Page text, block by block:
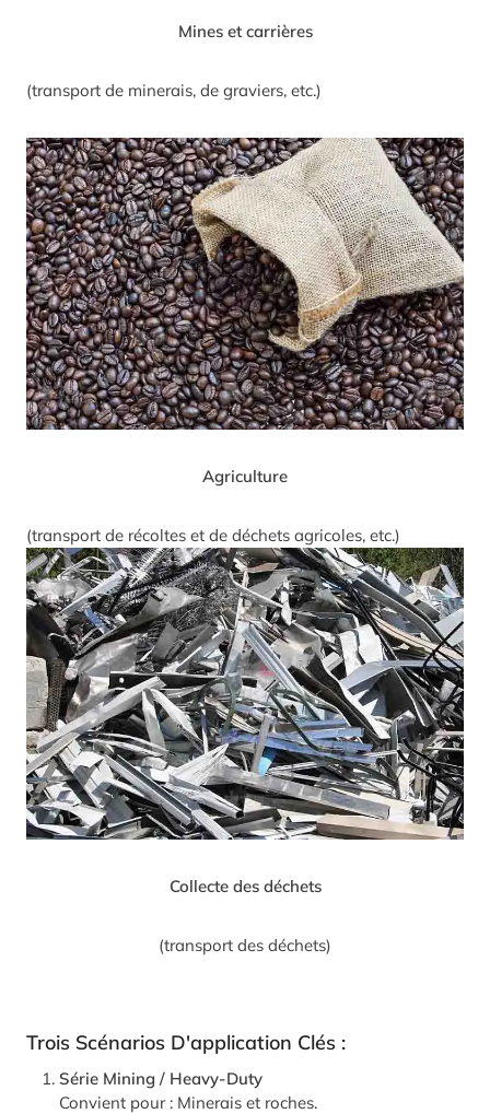
Mines et carrières
(transport de minerais, de graviers, etc.)
Agriculture
(transport de récoltes et de déchets agricoles, etc.)
Collecte des déchets
(transport des déchets)
Trois Scénarios D'application Clés :
Série Mining / Heavy-Duty
Convient pour : Minerais et roches.